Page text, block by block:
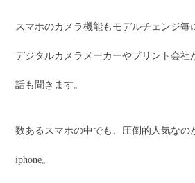
スマホのカメラ機能もモデルチェンジ毎
デジタルカメラメーカーやプリント会社
話も聞きます。
数あるスマホの中でも、圧倒的人気なの
iphone。